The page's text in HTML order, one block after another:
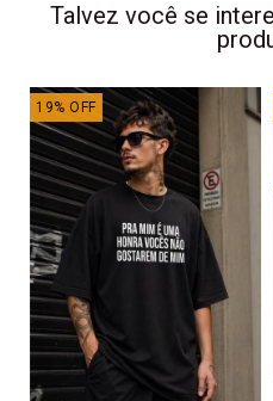
Talvez você se
19% OFF